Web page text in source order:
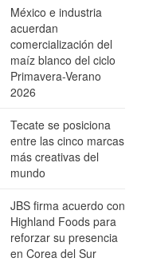
México e industria
acuerdan
comercialización del
maíz blanco del ciclo
Primavera-Verano
2026
Tecate se posiciona
entre las cinco marcas
más creativas del
mundo
JBS firma acuerdo con
Highland Foods para
reforzar su presencia
en Corea del Sur